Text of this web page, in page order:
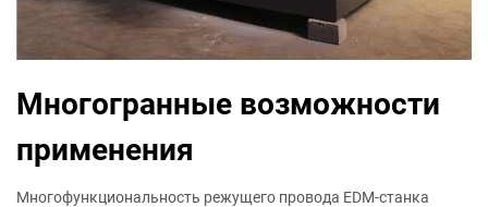
Многогранные возможности
применения
Многофункциональность режущего провода EDM-станка